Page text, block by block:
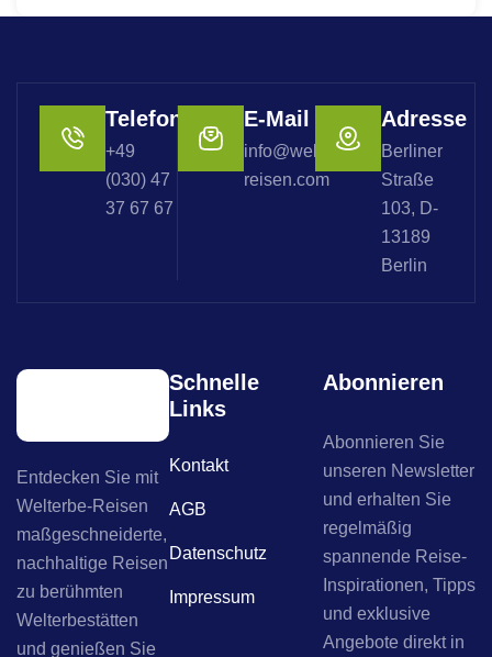
Telefon
+49
(030) 47
37 67 67
E-Mail
info@welterbe-
reisen.com
Adresse
Berliner
Straße
103, D-
13189
Berlin
Entdecken Sie mit
Welterbe-Reisen
maßgeschneiderte,
nachhaltige Reisen
zu berühmten
Welterbestätten
und genießen Sie
Schnelle
Links
Kontakt
AGB
Datenschutz
Impressum
Abonnieren
Abonnieren Sie
unseren Newsletter
und erhalten Sie
regelmäßig
spannende Reise-
Inspirationen, Tipps
und exklusive
Angebote direkt in